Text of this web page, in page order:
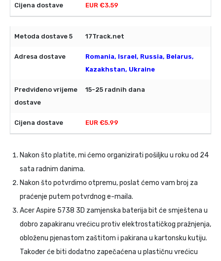
EUR €3.59
17Track.net
Romania, Israel, Russia, Belarus,
Kazakhstan, Ukraine
15-25 radnih dana
EUR €5.99
Nakon što platite, mi ćemo organizirati pošiljku u roku od 24
sata radnim danima.
Nakon što potvrdimo otpremu, poslat ćemo vam broj za
praćenje putem potvrdnog e-maila.
Acer Aspire 5738 3D zamjenska baterija bit će smještena u
dobro zapakiranu vrećicu protiv elektrostatičkog pražnjenja,
obloženu pjenastom zaštitom i pakirana u kartonsku kutiju.
Također će biti dodatno zapečaćena u plastičnu vrećicu